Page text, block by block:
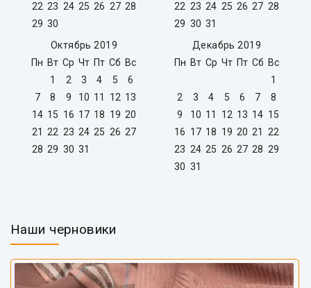
22 23 24 25 26 27 28
29 30
22 23 24 25 26 27 28
29 30 31
Октябрь 2019
Пн Вт Ср Чт Пт Сб Вс
1
2 3 4 5
6
7
8 9 10 11 12 13
14 15 16 17 18 19 20
21 22 23 24 25 26 27
28 29 30 31
Декабрь 2019
Пн Вт Ср Чт Пт Сб Вс
1
2
3 4 5 6 7
8
9
10 11 12 13 14 15
16 17 18 19 20 21
22
23 24 25 26 27 28 29
30 31
Наши черновики